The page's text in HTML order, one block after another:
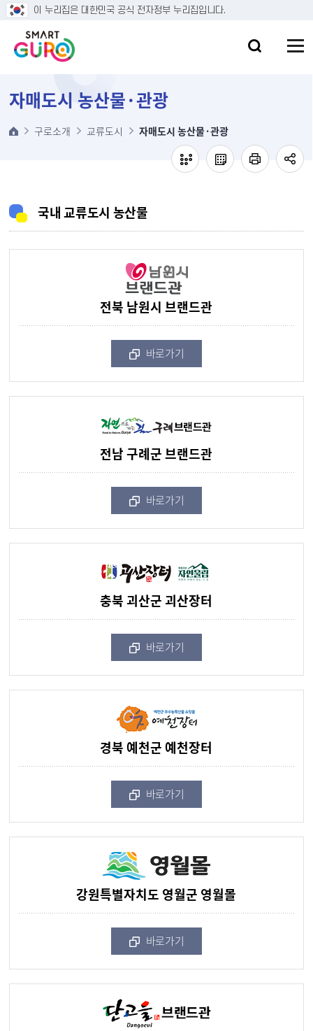
본문 바로가기
이 누리집은 대한민국 공식 전자정부 누리집입니다.
자매도시 농산물·관광
구로소개 교류도시 자매도시 농산물·관광
국내 교류도시 농산물
전북 남원시 브랜드관
바로가기
전남 구례군 브랜드관
바로가기
충북 괴산군 괴산장터
바로가기
경북 예천군 예천장터
바로가기
강원특별자치도 영월군 영월몰
바로가기